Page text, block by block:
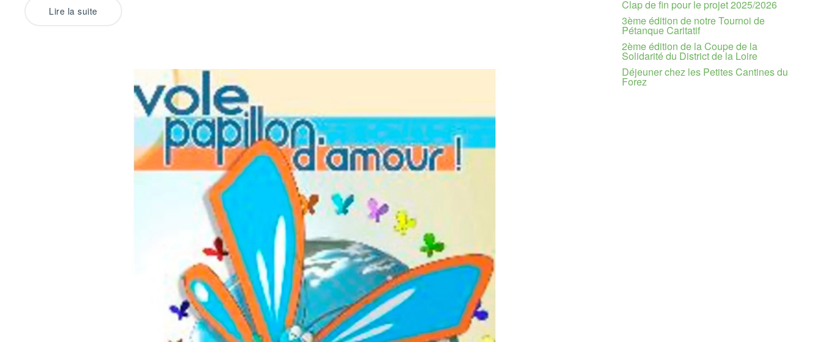
Lire la suite
Clap de fin pour le projet 2025/2026
3ème édition de notre Tournoi de
Pétanque Caritatif
2ème édition de la Coupe de la
Solidarité du District de la Loire
Déjeuner chez les Petites Cantines du
Forez